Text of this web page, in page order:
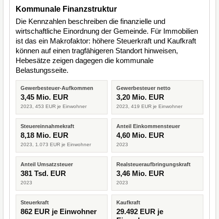
Kommunale Finanzstruktur
Die Kennzahlen beschreiben die finanzielle und
wirtschaftliche Einordnung der Gemeinde. Für Immobilien
ist das ein Makrofaktor: höhere Steuerkraft und Kaufkraft
können auf einen tragfähigeren Standort hinweisen,
Hebesätze zeigen dagegen die kommunale
Belastungsseite.
Gewerbesteuer-Aufkommen
3,45 Mio. EUR
2023, 453 EUR je Einwohner
Gewerbesteuer netto
3,20 Mio. EUR
2023, 419 EUR je Einwohner
Steuereinnahmekraft
8,18 Mio. EUR
2023, 1.073 EUR je Einwohner
Anteil Einkommensteuer
4,60 Mio. EUR
2023
Anteil Umsatzsteuer
381 Tsd. EUR
2023
Realsteueraufbringungskraft
3,46 Mio. EUR
2023
Steuerkraft
862 EUR je Einwohner
Kaufkraft
29.492 EUR je